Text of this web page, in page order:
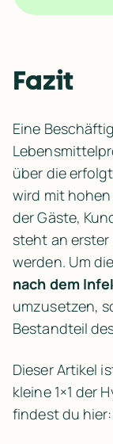
Fazit
Eine
über die
wird mit
der Gäste,
steht an
werden. Um die
nach dem
umzusetzen,
Bestandteil
Dieser Artikel
kleine 1×1 der
findest du hier: